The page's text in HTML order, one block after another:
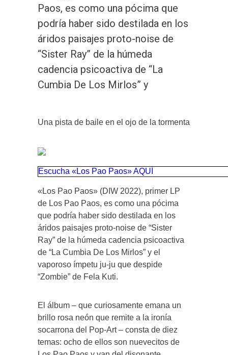
Paos, es como una pócima que
podría haber sido destilada en los
áridos paisajes proto-noise de
“Sister Ray” de la húmeda
cadencia psicoactiva de “La
Cumbia De Los Mirlos” y
Una pista de baile en el ojo de la tormenta
Escucha «Los Pao Paos» AQUÍ
«Los Pao Paos» (DIW 2022), primer LP
de Los Pao Paos, es como una pócima
que podría haber sido destilada en los
áridos paisajes proto-noise de “Sister
Ray” de la húmeda cadencia psicoactiva
de “La Cumbia De Los Mirlos” y el
vaporoso ímpetu ju-ju que despide
“Zombie” de Fela Kuti.
El álbum – que curiosamente emana un
brillo rosa neón que remite a la ironía
socarrona del Pop-Art – consta de diez
temas: ocho de ellos son nuevecitos de